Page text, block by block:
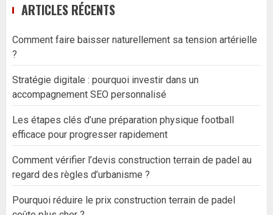
ARTICLES RÉCENTS
Comment faire baisser naturellement sa tension artérielle
?
Stratégie digitale : pourquoi investir dans un
accompagnement SEO personnalisé
Les étapes clés d’une préparation physique football
efficace pour progresser rapidement
Comment vérifier l’devis construction terrain de padel au
regard des règles d’urbanisme ?
Pourquoi réduire le prix construction terrain de padel